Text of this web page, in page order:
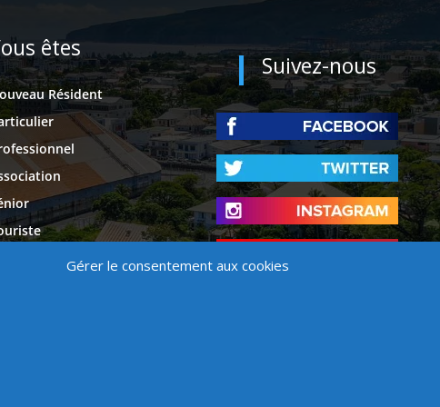
Gérer le consentement aux cookies
êtes
Résident
Suivez-nous